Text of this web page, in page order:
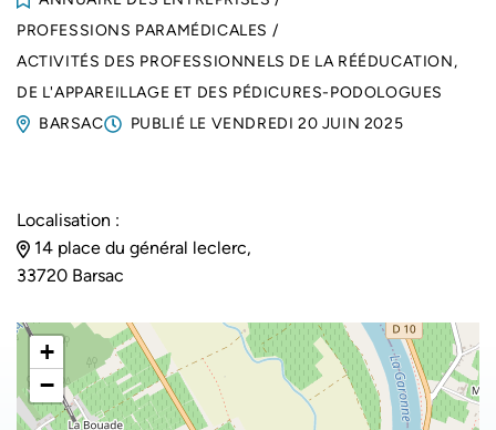
PROFESSIONS PARAMÉDICALES /
ACTIVITÉS DES PROFESSIONNELS DE LA RÉÉDUCATION,
DE L'APPAREILLAGE ET DES PÉDICURES-PODOLOGUES
BARSAC
PUBLIÉ LE VENDREDI 20 JUIN 2025
Localisation :
14 place du général leclerc,
33720 Barsac
+
−